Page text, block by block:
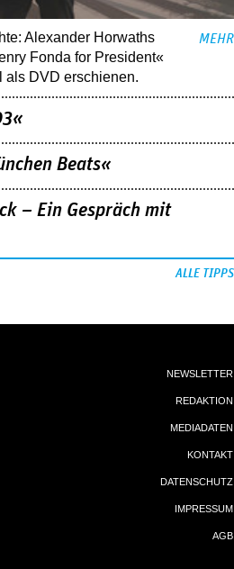
Alexander Horwaths
Fonda for President«
als DVD erschienen.
MEHR
Beats«
– Ein Gespräch mit
ALLE TIPPS
NEWSLETTER
REDAKTION
MEDIADATEN
KONTAKT
DATENSCHUTZ
IMPRESSUM
AGB